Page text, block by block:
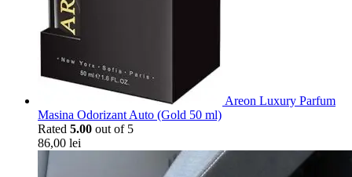
Areon Luxury Parfum
Masina Odorizant Auto (Gold 50 ml)
Rated 5.00 out of 5
86,00 lei